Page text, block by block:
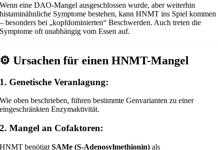
Wenn eine DAO-Mangel ausgeschlossen wurde, aber weiterhin
histaminähnliche Symptome bestehen, kann HNMT ins Spiel kommen
– besonders bei „kopfdominierten“ Beschwerden. Auch treten die
Symptome oft unabhängig vom Essen auf.
⚙️Ursachen für einen HNMT-Mangel
1. Genetische Veranlagung:
Wie oben beschrieben, führen bestimmte Genvarianten zu einer
eingeschränkten Enzymaktivität.
2. Mangel an Cofaktoren:
HNMT benötigtSAMe (S-Adenosylmethionin) als